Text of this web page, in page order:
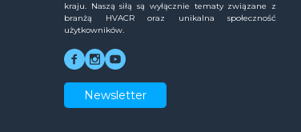
kraju. Naszą siłą są wyłącznie tematy związane z
branżą HVACR oraz unikalna społeczność
użytkowników.
Newsletter